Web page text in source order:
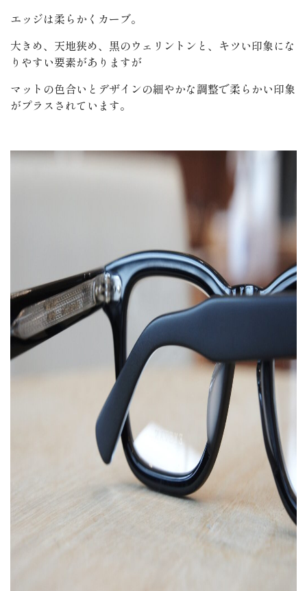
エッジは柔らかくカーブ。
大きめ、天地狭め、黒のウェリントンと、キツい印象にな
りやすい要素がありますが
マットの色合いとデザインの細やかな調整で柔らかい印象
がプラスされています。